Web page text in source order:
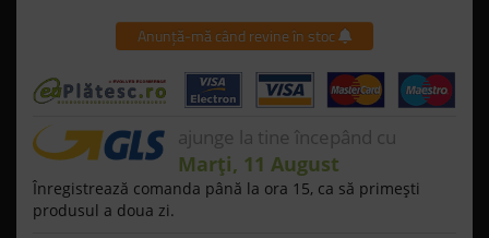
Anunță-mă când revine în stoc
ajunge la tine începând cu
Marți, 11 August
Înregistrează comanda până la ora 15, ca să primeşti
produsul a doua zi.